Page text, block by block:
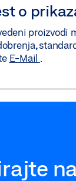
o
proizvodi
E-Mail .